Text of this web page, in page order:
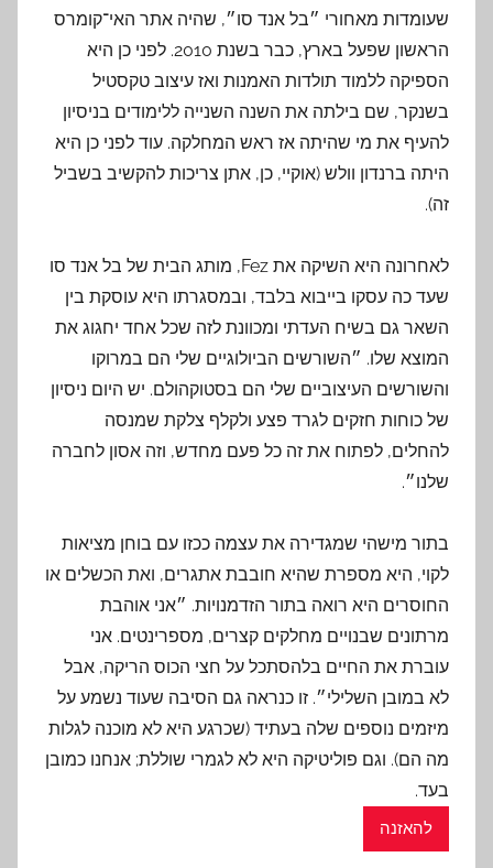
שעומדות מאחורי ״בל אנד סו״, שהיה אתר האי־קומרס
הראשון שפעל בארץ, כבר בשנת 2010. לפני כן היא
הספיקה ללמוד תולדות האמנות ואז עיצוב טקסטיל
בשנקר, שם בילתה את השנה השנייה ללימודים בניסיון
להעיף את מי שהיתה אז ראש המחלקה. עוד לפני כן היא
היתה ברנדון וולש (אוקיי, כן, אתן צריכות להקשיב בשביל
זה).
לאחרונה היא השיקה את Fez, מותג הבית של בל אנד סו
שעד כה עסקו בייבוא בלבד, ובמסגרתו היא עוסקת בין
השאר גם בשיח העדתי ומכוונת לזה שכל אחד יחגוג את
המוצא שלו. ״השורשים הביולוגיים שלי הם במרוקו
והשורשים העיצוביים שלי הם בסטוקהולם. יש היום ניסיון
של כוחות חזקים לגרד פצע ולקלף צלקת שמנסה
להחלים, לפתוח את זה כל פעם מחדש, וזה אסון לחברה
שלנו״.
בתור מישהי שמגדירה את עצמה ככזו עם בוחן מציאות
לקוי, היא מספרת שהיא חובבת אתגרים, ואת הכשלים או
החוסרים היא רואה בתור הזדמנויות. ״אני אוהבת
מרתונים שבנויים מחלקים קצרים, מספרינטים. אני
עוברת את החיים בלהסתכל על חצי הכוס הריקה, אבל
לא במובן השלילי״. זו כנראה גם הסיבה שעוד נשמע על
מיזמים נוספים שלה בעתיד (שכרגע היא לא מוכנה לגלות
מה הם). וגם פוליטיקה היא לא לגמרי שוללת; אנחנו כמובן
בעד.
להאזנה